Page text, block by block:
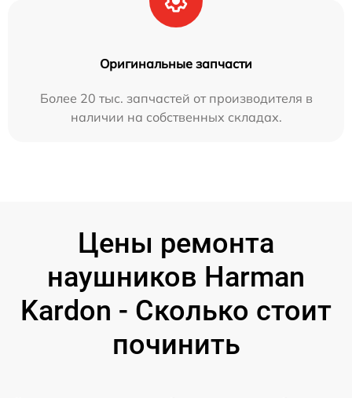
Оригинальные запчасти
Более 20 тыс. запчастей от производителя в
наличии на собственных складах.
Цены ремонта
наушников Harman
Kardon - Сколько стоит
починить